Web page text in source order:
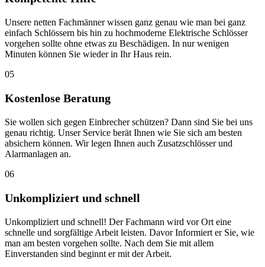
Unsere netten Fachmänner wissen ganz genau wie man bei ganz
einfach Schlössern bis hin zu hochmoderne Elektrische Schlösser
vorgehen sollte ohne etwas zu Beschädigen. In nur wenigen
Minuten können Sie wieder in Ihr Haus rein.
05
Kostenlose Beratung
Sie wollen sich gegen Einbrecher schützen? Dann sind Sie bei uns
genau richtig. Unser Service berät Ihnen wie Sie sich am besten
absichern können. Wir legen Ihnen auch Zusatzschlösser und
Alarmanlagen an.
06
Unkompliziert und schnell
Unkompliziert und schnell! Der Fachmann wird vor Ort eine
schnelle und sorgfältige Arbeit leisten. Davor Informiert er Sie, wie
man am besten vorgehen sollte. Nach dem Sie mit allem
Einverstanden sind beginnt er mit der Arbeit.